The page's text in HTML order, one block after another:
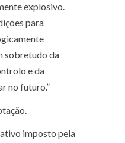
explosivo.
para
sobretudo da
e da
no futuro.”
imposto pela